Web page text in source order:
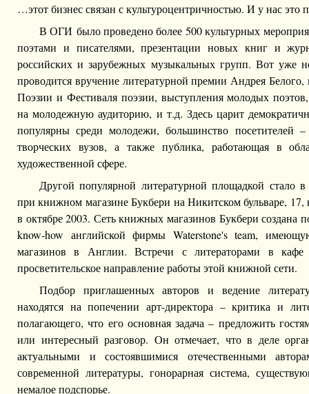
…этот бизнес связан с культуроцентричностью. И у нас это
В ОГИ было проведено более 500 культурных
поэтами и писателями, презентации новых книг и
российских и зарубежных музыкальных групп. Вот уже
проводится вручение литературной премии Андрея
Поэзии и Фестиваля поэзии, выступления молодых
на молодежную аудиторию, и т.д. Здесь царит
популярны среди молодежи, большинство посетителей
творческих вузов, а также публика, работающая в
художественной сфере.
Другой популярной литературной площадкой стало
при книжном магазине Букбери на Никитском бульваре, 17,
в октябре 2003. Сеть книжных магазинов Букбери создана
know-how английской фирмы Waterstone's team,
магазинов в Англии. Встречи с литераторами в
просветительское направление работы этой книжной сети.
Подбор приглашенных авторов и ведение
находятся на попечении арт-директора – критика и
полагающего, что его основная задача – предложить
или интересный разговор. Он отмечает, что в деле
актуальными и состоявшимися отечественными
современной литературы, гонорарная система,
немалое подспорье.